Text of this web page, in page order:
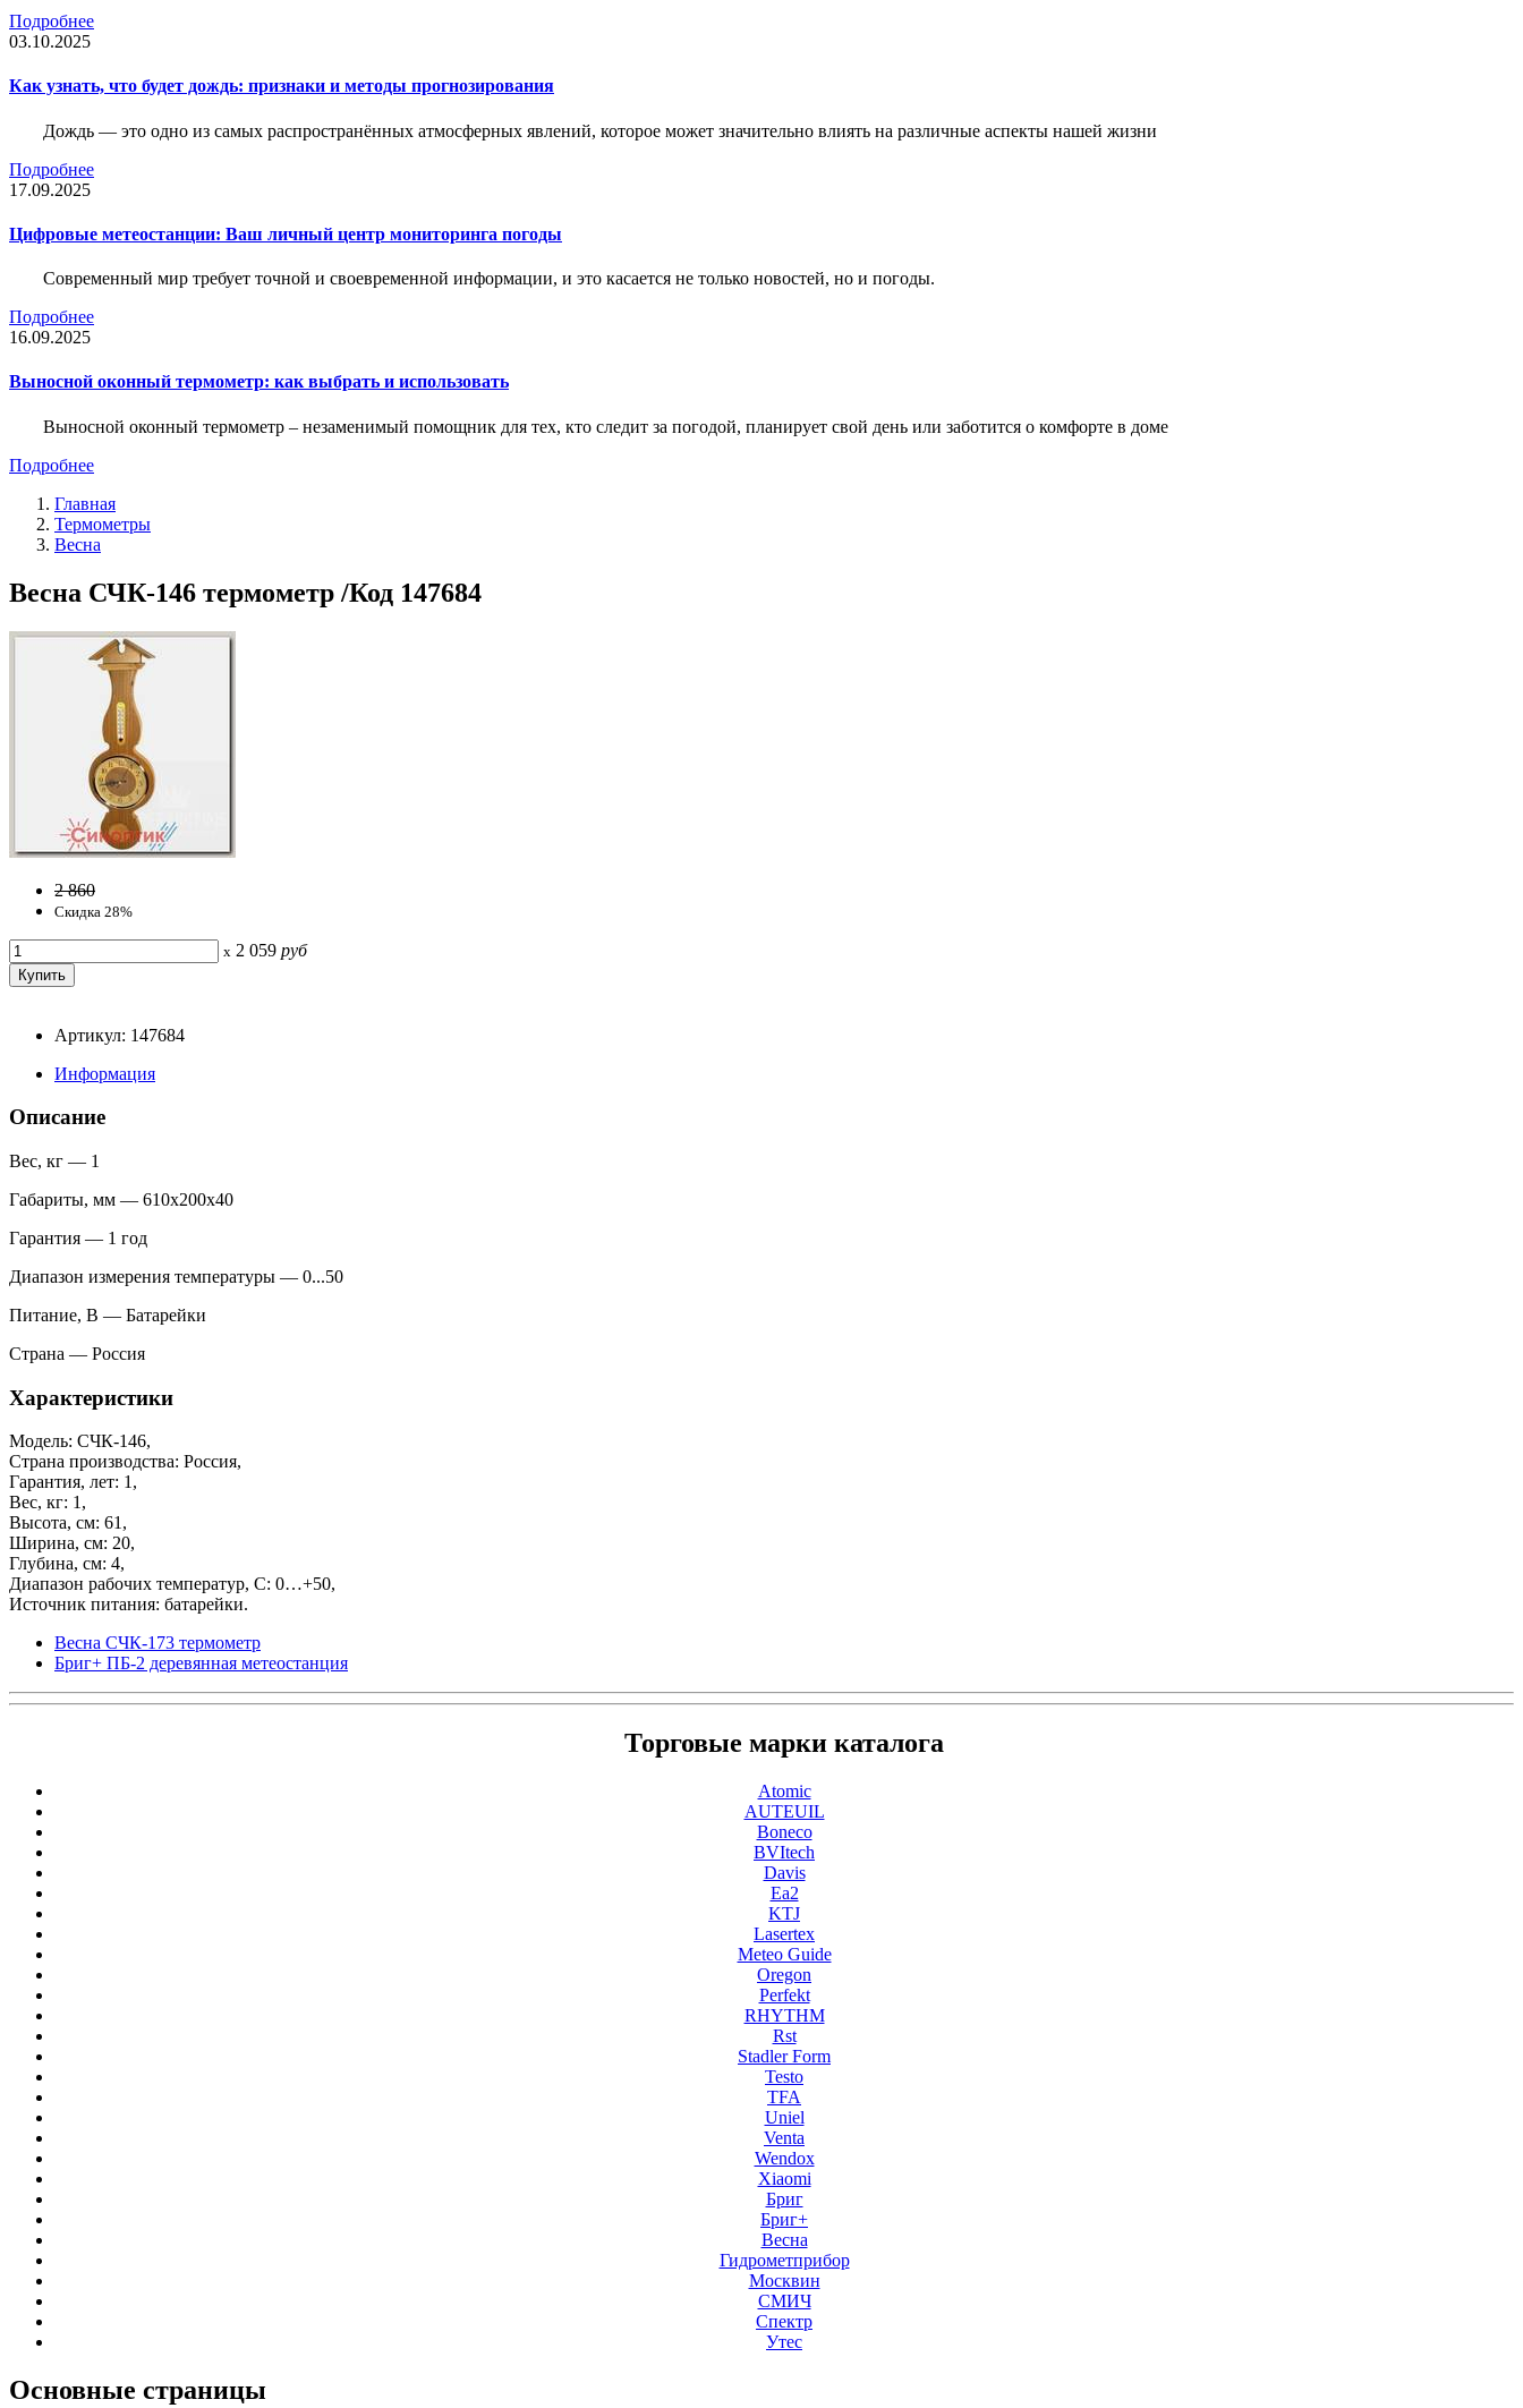
Подробнее
03.10.2025
Как узнать, что будет дождь: признаки и методы прогнозирования
Дождь — это одно из самых распространённых атмосферных явлений, которое может значительно влиять на различные аспекты нашей жизни
Подробнее
17.09.2025
Цифровые метеостанции: Ваш личный центр мониторинга погоды
Современный мир требует точной и своевременной информации, и это касается не только новостей, но и погоды.
Подробнее
16.09.2025
Выносной оконный термометр: как выбрать и использовать
Выносной оконный термометр – незаменимый помощник для тех, кто следит за погодой, планирует свой день или заботится о комфорте в доме
Подробнее
Главная
Термометры
Весна
Весна СЧК-146 термометр /Код 147684
2 860
Скидка 28%
x 2 059 руб
Артикул: 147684
Информация
Описание
Вес, кг — 1
Габариты, мм — 610х200х40
Гарантия — 1 год
Диапазон измерения температуры — 0...50
Питание, В — Батарейки
Страна — Россия
Характеристики
Модель: СЧК-146,
Страна производства: Россия,
Гарантия, лет: 1,
Вес, кг: 1,
Высота, см: 61,
Ширина, см: 20,
Глубина, см: 4,
Диапазон рабочих температур, С: 0…+50,
Источник питания: батарейки.
Весна СЧК-173 термометр
Бриг+ ПБ-2 деревянная метеостанция
Торговые марки каталога
Atomic
AUTEUIL
Boneco
BVItech
Davis
Ea2
KTJ
Lasertex
Meteo Guide
Oregon
Perfekt
RHYTHM
Rst
Stadler Form
Testo
TFA
Uniel
Venta
Wendox
Xiaomi
Бриг
Бриг+
Весна
Гидрометприбор
Москвин
СМИЧ
Спектр
Утес
Основные страницы